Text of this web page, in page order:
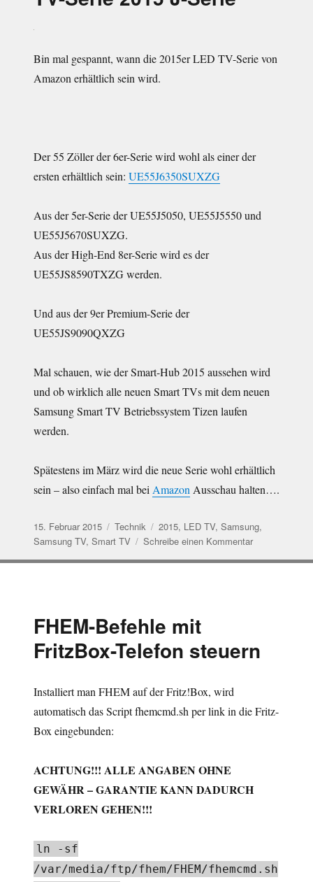
herausfinden
Bin mal gespannt, wann die 2015er LED TV-Serie von
Amazon erhältlich sein wird.
Der 55 Zöller der 6er-Serie wird wohl als einer der
ersten erhältlich sein: UE55J6350SUXZG
Aus der 5er-Serie der UE55J5050, UE55J5550 und
UE55J5670SUXZG.
Aus der High-End 8er-Serie wird es der
UE55JS8590TXZG werden.
Und aus der 9er Premium-Serie der
UE55JS9090QXZG
Mal schauen, wie der Smart-Hub 2015 aussehen wird
und ob wirklich alle neuen Smart TVs mit dem neuen
Samsung Smart TV Betriebssystem Tizen laufen
werden.
Spätestens im März wird die neue Serie wohl erhältlich
sein – also einfach mal bei Amazon Ausschau halten….
Veröffentlicht
am
15. Februar 2015 Kategorien
Technik Schlagwörter
2015, LED TV, Samsung,
Samsung TV, Smart TV Schreibe einen Kommentarzu
J-
FHEM-Befehle mit
FritzBox-Telefon steuern
Installiert man FHEM auf der Fritz!Box, wird
automatisch das Script fhemcmd.sh per link in die Fritz-
Box eingebunden:
ACHTUNG!!! ALLE ANGABEN OHNE
GEWÄHR – GARANTIE KANN DADURCH
VERLOREN GEHEN!!!
ln -sf
/var/media/ftp/fhem/FHEM/fhemcmd.sh